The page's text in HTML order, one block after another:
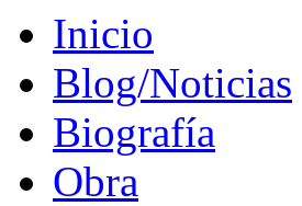
Inicio
Blog/Noticias
Biografía
Obra